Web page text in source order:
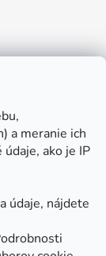
a meranie ich
ako je IP
údaje, nájdete